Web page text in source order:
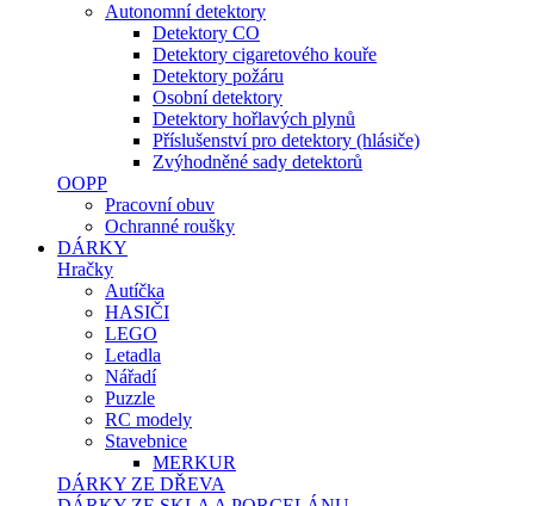
Autonomní detektory
Detektory CO
Detektory cigaretového kouře
Detektory požáru
Osobní detektory
Detektory hořlavých plynů
Příslušenství pro detektory (hlásiče)
Zvýhodněné sady detektorů
OOPP
Pracovní obuv
Ochranné roušky
DÁRKY
Hračky
Autíčka
HASIČI
LEGO
Letadla
Nářadí
Puzzle
RC modely
Stavebnice
MERKUR
DÁRKY ZE DŘEVA